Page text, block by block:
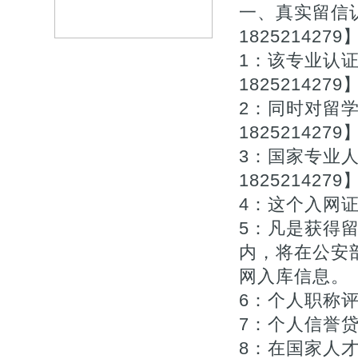
一、真实留信
1825214279
1：该专业认
1825214279
2：同时对留
1825214279
3：国家专业
1825214279
4：这个入网
5：凡是获得
内，将在公安
网入库信息。
6：个人职称
7：个人信誉
8：在国家人